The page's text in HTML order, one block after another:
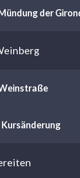
der
Kursänderung